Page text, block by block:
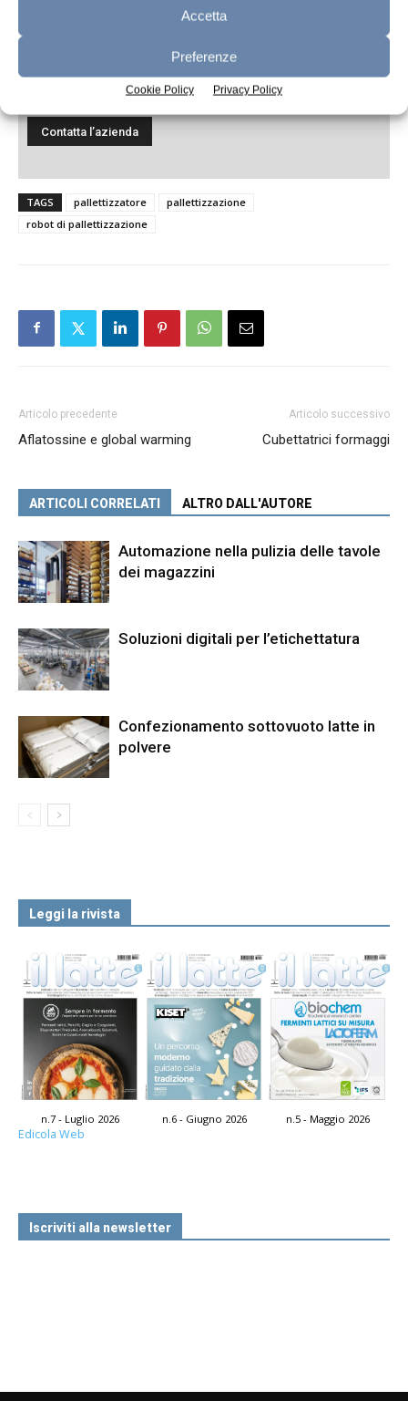
Accetta
Preferenze
Cookie Policy Privacy Policy
Ho letto e accettol'informativa sulla
privacy*
TAGS pallettizzatore
pallettizzazione
robot di pallettizzazione
Articolo precedente
Aflatossine e global warming
Articolo successivo
Cubettatrici formaggi
ARTICOLI CORRELATI ALTRO DALL'AUTORE
Automazione nella pulizia delle tavole
dei magazzini
Soluzioni digitali per l’etichettatura
Confezionamento sottovuoto latte in
polvere
Leggi la rivista
n.7 - Luglio 2026 n.6 - Giugno 2026 n.5 - Maggio 2026
Edicola Web
Iscriviti alla newsletter